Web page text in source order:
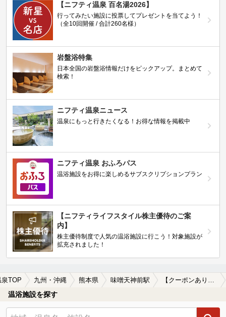
【ニフティ温泉 百名湯2026】
行ってみたい施設に投票してプレゼントを当てよう！
（全10回開催 / 合計260名様）
岩盤浴特集
日本全国の岩盤浴情報だけをピックアップ。まとめて
検索！
ニフティ温泉ニュース
温泉にもっと行きたくなる！お得な情報を掲載中
ニフティ温泉 おふろパス
温浴施設をお得に楽しめるサブスクリプションプラン
【ニフティライフスタイル株主優待のご案
内】
株主優待制度で人気の温浴施設に行こう！対象施設が
拡充されました！
泉TOP 九州・沖縄 熊本県 味噌天神前駅 【クーポンあり】水風呂が楽しめる味噌天神前駅近くの温泉、日帰り温泉、スーパー銭湯おすすめ
温浴施設を探す